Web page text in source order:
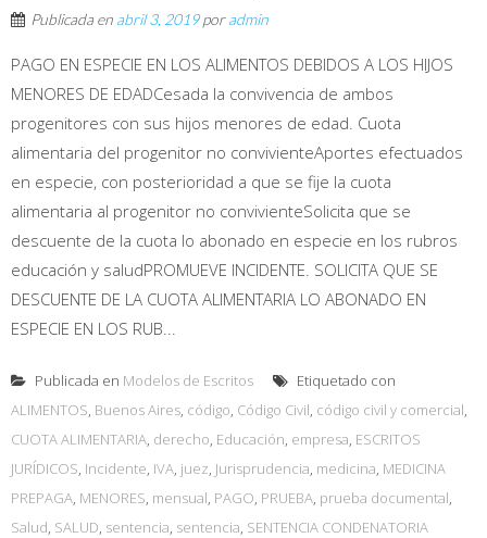
Publicada en abril 3, 2019poradmin
PAGO EN ESPECIE EN LOS ALIMENTOS DEBIDOS A LOS HIJOS
MENORES DE EDADCesada la convivencia de ambos
progenitores con sus hijos menores de edad. Cuota
alimentaria del progenitor no convivienteAportes efectuados
en especie, con posterioridad a que se fije la cuota
alimentaria al progenitor no convivienteSolicita que se
descuente de la cuota lo abonado en especie en los rubros
educación y saludPROMUEVE INCIDENTE. SOLICITA QUE SE
DESCUENTE DE LA CUOTA ALIMENTARIA LO ABONADO EN
ESPECIE EN LOS RUB...
Publicada en Modelos de Escritos
Etiquetado con
ALIMENTOS, Buenos Aires, código, Código Civil, código civil y comercial,
CUOTA ALIMENTARIA, derecho, Educación, empresa, ESCRITOS
JURÍDICOS, Incidente, IVA, juez, Jurisprudencia, medicina, MEDICINA
PREPAGA, MENORES, mensual, PAGO, PRUEBA, prueba documental,
Salud, SALUD, sentencia, sentencia, SENTENCIA CONDENATORIA